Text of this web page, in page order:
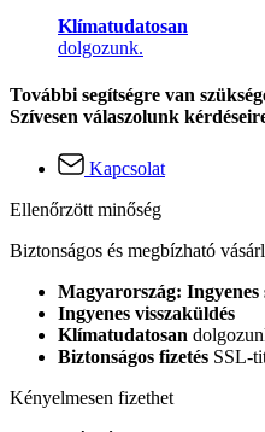
Klímatudatosan
dolgozunk.
További segítségre van
Szívesen válaszolunk
Kapcsolat
Ellenőrzött minőség
Biztonságos és megbízható
Magyarország:
Ingyenes visszaküldés
Klímatudatosan
Biztonságos fizetés SSL-
Kényelmesen fizethet